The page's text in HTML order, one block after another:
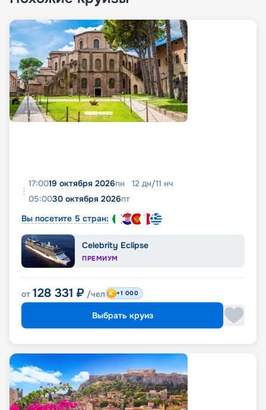
достаточно зайти к нам на сайт, выбрать
бронирования круизов предлагает простой и
быстрый способ бронирования путешествий. У
нас вы можете в удобном для себя темпе
рассмотреть предложения по круизам,
определиться с направлением, лайнером и
каютой. Также посмотреть фото теплохода,
изучить отзывы, описание, расписание и
характеристики. Рассмотреть схему, планы
палуб и кают, узнать цену, маршрут и оформить
17:0019 октября 2026пн 12 дн/11 нч
05:0030 октября 2026пт
Вы посетите 5 стран:
Celebrity Eclipse
ПРЕМИУМ
от 128 331 ₽ /чел +1 000
Выбрать круиз